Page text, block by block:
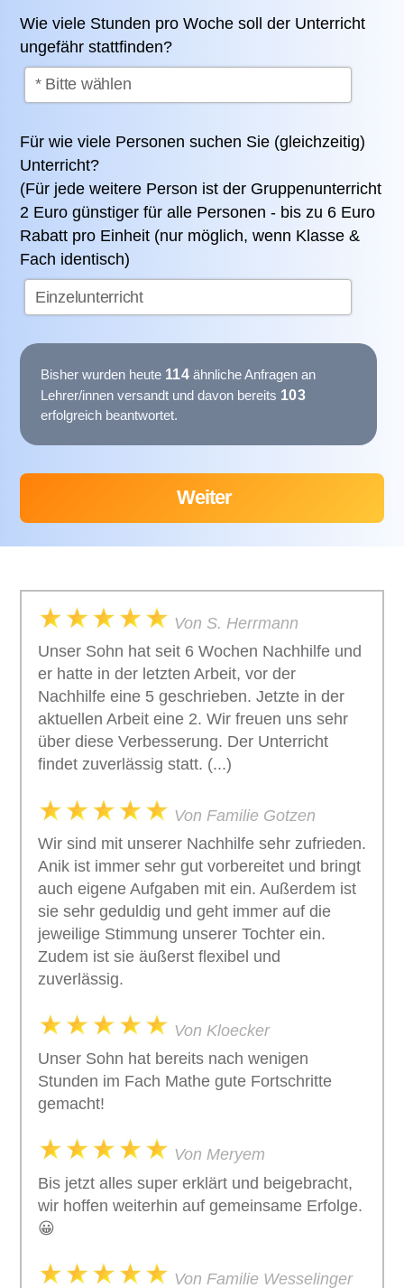
Wie viele Stunden pro Woche soll der Unterricht
ungefähr stattfinden?
Für wie viele Personen suchen Sie (gleichzeitig)
Unterricht?
(Für jede weitere Person ist der Gruppenunterricht
2 Euro günstiger für alle Personen - bis zu 6 Euro
Rabatt pro Einheit (nur möglich, wenn Klasse &
Fach identisch)
Bisher wurden heute 114 ähnliche Anfragen an
Lehrer/innen versandt und davon bereits 103
erfolgreich beantwortet.
Von S. Herrmann
Unser Sohn hat seit 6 Wochen Nachhilfe und
er hatte in der letzten Arbeit, vor der
Nachhilfe eine 5 geschrieben. Jetzte in der
aktuellen Arbeit eine 2. Wir freuen uns sehr
über diese Verbesserung. Der Unterricht
findet zuverlässig statt. (...)
Von Familie Gotzen
Wir sind mit unserer Nachhilfe sehr zufrieden.
Anik ist immer sehr gut vorbereitet und bringt
auch eigene Aufgaben mit ein. Außerdem ist
sie sehr geduldig und geht immer auf die
jeweilige Stimmung unserer Tochter ein.
Zudem ist sie äußerst flexibel und
zuverlässig.
Von Kloecker
Unser Sohn hat bereits nach wenigen
Stunden im Fach Mathe gute Fortschritte
gemacht!
Von Meryem
Bis jetzt alles super erklärt und beigebracht,
wir hoffen weiterhin auf gemeinsame Erfolge.
😀
Von Familie Wesselinger